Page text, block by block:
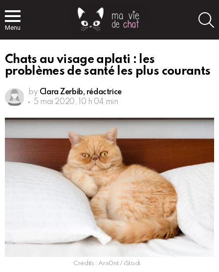
Menu
Chats au visage aplati : les
problèmes de santé les plus courants
by Clara Zerbib, rédactrice
5 mai 2020, 10 h 04 min
Crédits : Arx0nt / iStock